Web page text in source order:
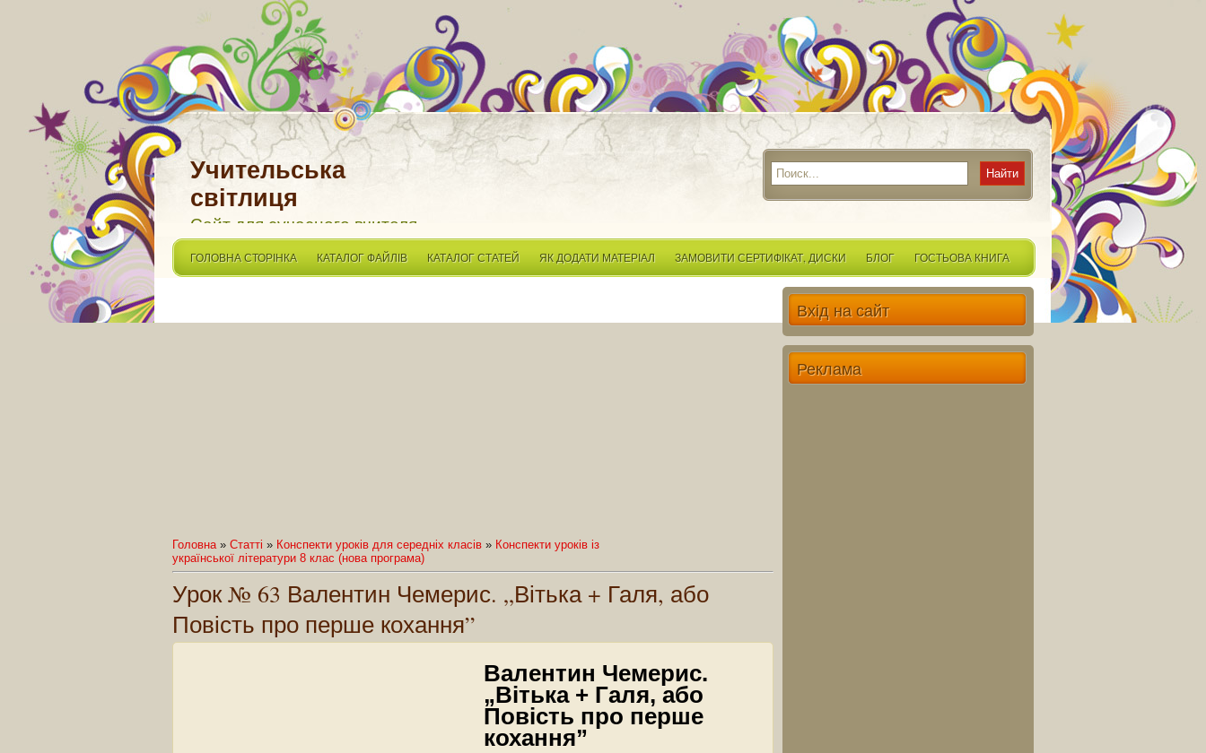
Учительська
світлиця
Сайт для сучасного вчителя
ГОЛОВНА СТОРІНКА КАТАЛОГ ФАЙЛІВ КАТАЛОГ СТАТЕЙ ЯК ДОДАТИ МАТЕРІАЛ ЗАМОВИТИ СЕРТИФІКАТ, ДИСКИ БЛОГ ГОСТЬОВА КНИГА
Головна» Статті » Конспекти уроків для середніх класів » Конспекти уроків із
української літератури 8 клас (нова програма)
Урок № 63 Валентин Чемерис. „Вітька + Галя, або
Повість про перше кохання”
Валентин Чемерис.
„Вітька + Галя, або
Повість про перше
кохання”
Вхід на сайт
Реклама